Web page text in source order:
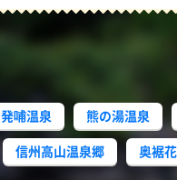
発哺温泉 熊の湯温泉
信州高山温泉郷
奥裾